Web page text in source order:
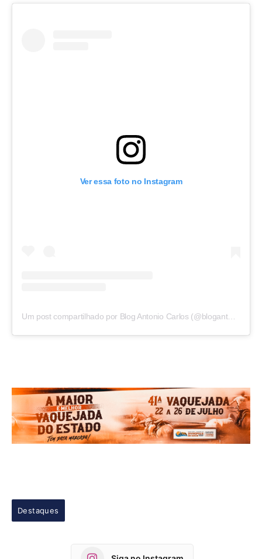
Ver essa foto no Instagram
Um post compartilhado por Blog Antonio Carlos (@blogantoniocarlos)
Destaques